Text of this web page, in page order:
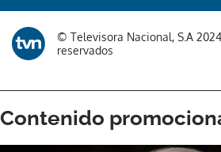
© Televisora Nacional, S.A
reservados